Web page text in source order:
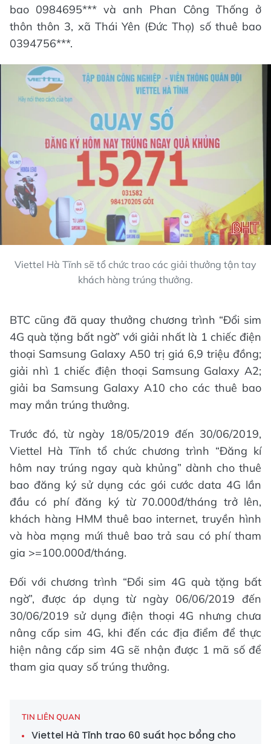
bao 0984695*** và anh Phan Công Thống ở
thôn thôn 3, xã Thái Yên (Đức Thọ) số thuê bao
0394756***.
Viettel Hà Tĩnh sẽ tổ chức trao các giải thưởng tận tay
khách hàng trúng thưởng.
BTC cũng đã quay thưởng chương trình “Đổi sim
4G quà tặng bất ngờ” với giải nhất là 1 chiếc điện
thoại Samsung Galaxy A50 trị giá 6,9 triệu đồng;
giải nhì 1 chiếc điện thoại Samsung Galaxy A2;
giải ba Samsung Galaxy A10 cho các thuê bao
may mắn trúng thưởng.
Trước đó, từ ngày 18/05/2019 đến 30/06/2019,
Viettel Hà Tĩnh tổ chức chương trình “Đăng kí
hôm nay trúng ngay quà khủng” dành cho thuê
bao đăng ký sử dụng các gói cước data 4G lần
đầu có phí đăng ký từ 70.000đ/tháng trở lên,
khách hàng HMM thuê bao internet, truyền hình
và hòa mạng mứi thuê bao trả sau có phí tham
gia >=100.000đ/tháng.
Đối với chương trình “Đổi sim 4G quà tặng bất
ngờ”, được áp dụng từ ngày 06/06/2019 đến
30/06/2019 sử dụng điện thoại 4G nhưng chưa
nâng cấp sim 4G, khi đến các địa điểm để thực
hiện nâng cấp sim 4G sẽ nhận được 1 mã số để
tham gia quay số trúng thưởng.
TIN LIÊN QUAN
Viettel Hà Tĩnh trao 60 suất học bổng cho